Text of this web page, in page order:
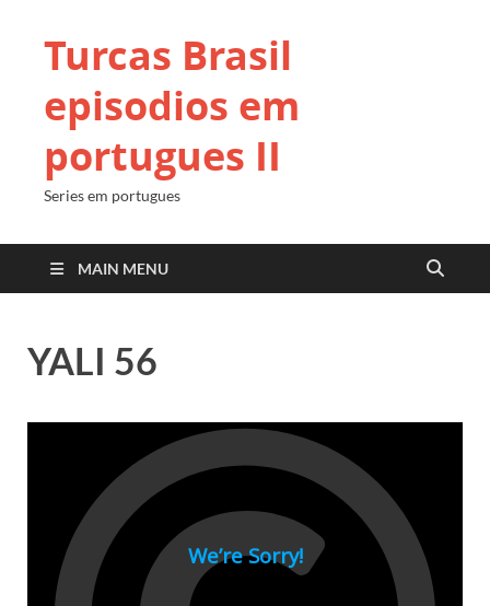
Turcas Brasil
episodios em
portugues II
Series em portugues
MAIN MENU
YALI 56